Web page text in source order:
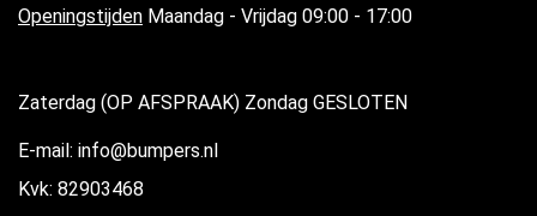
Openingstijden Maandag - Vrijdag 09:00 - 17:00
Zaterdag (OP AFSPRAAK) Zondag GESLOTEN
E-mail: info@bumpers.nl
Kvk: 82903468